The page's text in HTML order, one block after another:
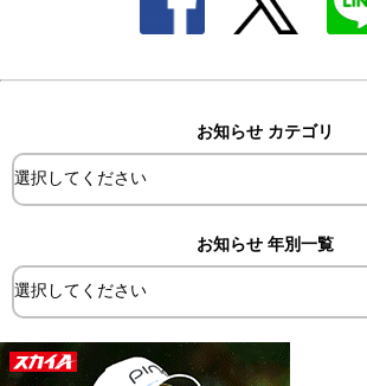
お知らせ カテゴリ
お知らせ 年別一覧